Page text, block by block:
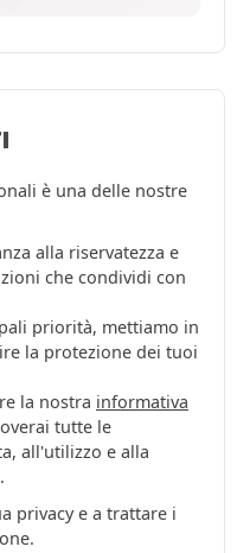
è una delle nostre
alla riservatezza e
che condividi con
priorità, mettiamo in
la protezione dei tuoi
la nostra informativa
tutte le
all'utilizzo e alla
privacy e a trattare i